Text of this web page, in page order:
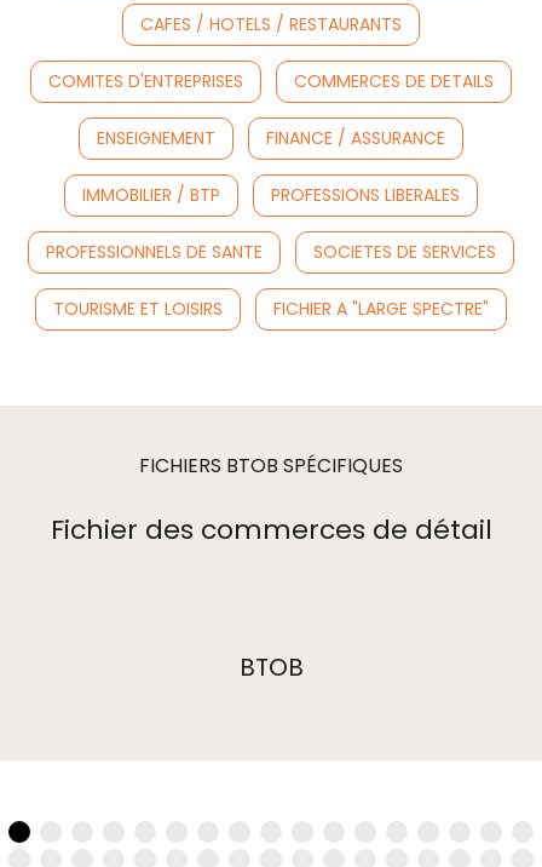
CAFES / HOTELS / RESTAURANTS
COMITES D'ENTREPRISES COMMERCES DE DETAILS
ENSEIGNEMENT FINANCE / ASSURANCE
IMMOBILIER / BTP PROFESSIONS LIBERALES
PROFESSIONNELS DE SANTE SOCIETES DE SERVICES
TOURISME ET LOISIRS FICHIER A "LARGE SPECTRE"
FICHIERS BTOB SPÉCIFIQUES
Fichier des commerces de détail
BTOB